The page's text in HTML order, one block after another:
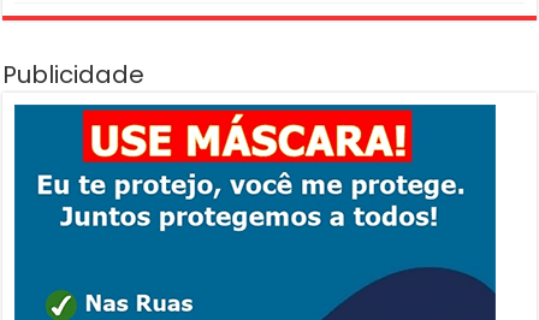
Publicidade